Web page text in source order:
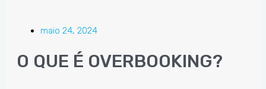
maio 24, 2024
O QUE É OVERBOOKING?